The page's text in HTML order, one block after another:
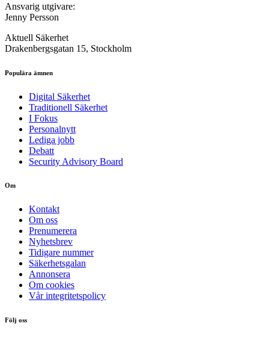
Ansvarig utgivare:
Jenny Persson
Aktuell Säkerhet
Drakenbergsgatan 15, Stockholm
Populära ämnen
Digital Säkerhet
Traditionell Säkerhet
I Fokus
Personalnytt
Lediga jobb
Debatt
Security Advisory Board
Om
Kontakt
Om oss
Prenumerera
Nyhetsbrev
Tidigare nummer
Säkerhetsgalan
Annonsera
Om cookies
Vår integritetspolicy
Följ oss